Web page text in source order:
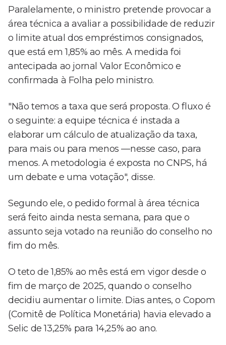
Paralelamente, o ministro pretende provocar a
área técnica a avaliar a possibilidade de reduzir
o limite atual dos empréstimos consignados,
que está em 1,85% ao mês. A medida foi
antecipada ao jornal Valor Econômico e
confirmada à Folha pelo ministro.
"Não temos a taxa que será proposta. O fluxo é
o seguinte: a equipe técnica é instada a
elaborar um cálculo de atualização da taxa,
para mais ou para menos —nesse caso, para
menos. A metodologia é exposta no CNPS, há
um debate e uma votação", disse.
Segundo ele, o pedido formal à área técnica
será feito ainda nesta semana, para que o
assunto seja votado na reunião do conselho no
fim do mês.
O teto de 1,85% ao mês está em vigor desde o
fim de março de 2025, quando o conselho
decidiu aumentar o limite. Dias antes, o Copom
(Comitê de Política Monetária) havia elevado a
Selic de 13,25% para 14,25% ao ano.